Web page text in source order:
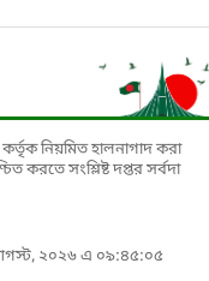
নিয়মিত হালনাগাদ করা
করতে সংশ্লিষ্ট দপ্তর সর্বদা
আগস্ট, ২০২৬ এ ০৯:৪৫:০৫